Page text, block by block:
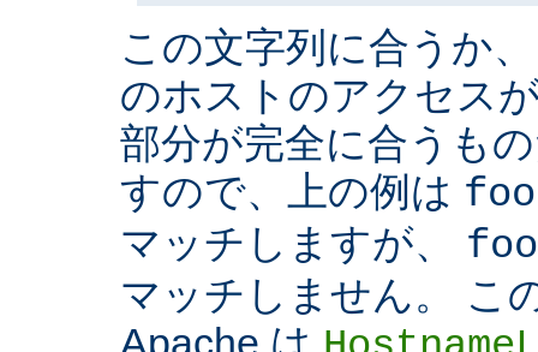
この文字列に合うか
のホストのアクセス
部分が完全に合うも
すので、上の例は
マッチしますが、
マッチしません。 こ
Apache は